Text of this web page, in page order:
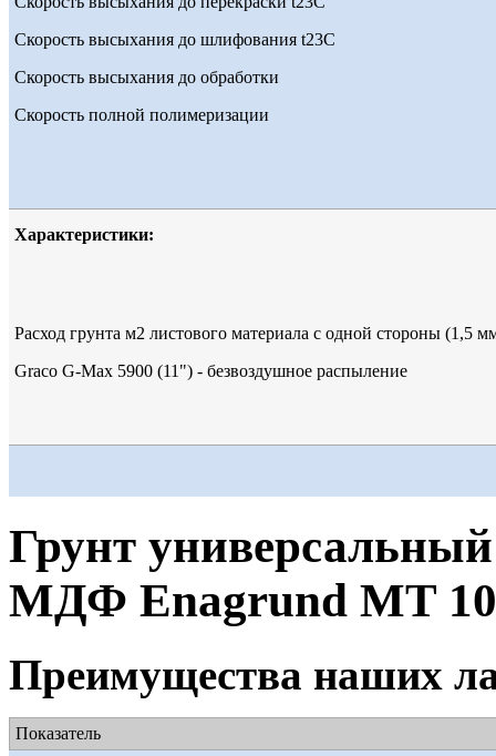
Скорость высыхания до шлифования t23С
Скорость высыхания до обработки
Скорость полной полимеризации
Характеристики:
Расход грунта м2 листового материала с одной стороны (1,5
Graco G-Max 5900 (11") - безвоздушное распыление
Грунт
МДФ Enagrund MT
Преимущества наших
Показатель